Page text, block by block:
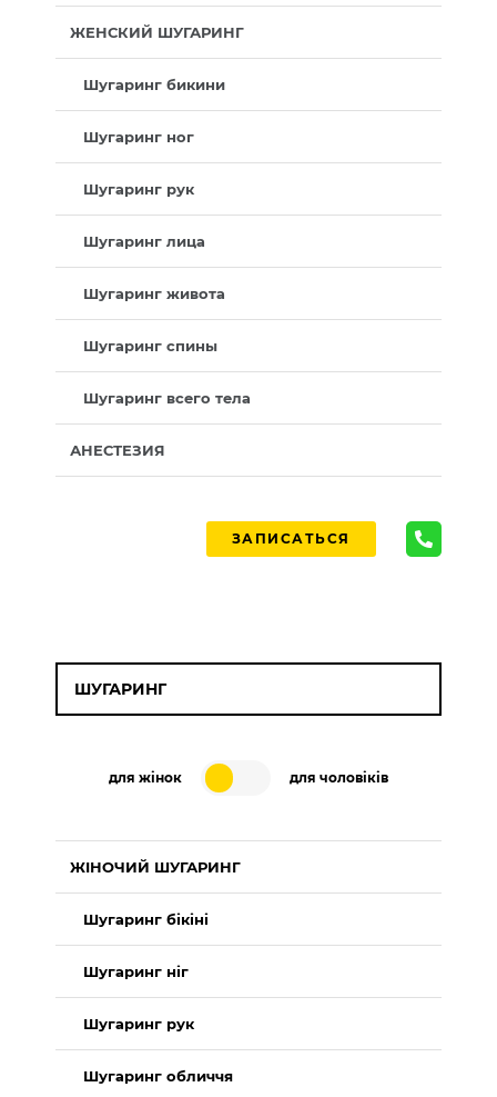
ЖЕНСКИЙ ШУГАРИНГ
Шугаринг бикини
Шугаринг ног
Шугаринг рук
Шугаринг лица
Шугаринг живота
Шугаринг спины
Шугаринг всего тела
АНЕСТЕЗИЯ
ЗАПИСАТЬСЯ
ШУГАРИНГ
для жінок для чоловіків
ЖІНОЧИЙ ШУГАРИНГ
Шугаринг бікіні
Шугаринг ніг
Шугаринг рук
Шугаринг обличчя